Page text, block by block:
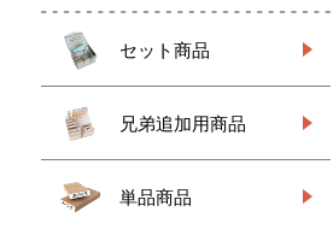
セット商品
兄弟追加用商品
単品商品